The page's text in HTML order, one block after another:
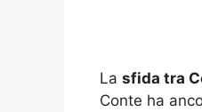
La sfida tra
Conte ha